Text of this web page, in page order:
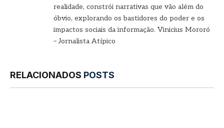
realidade, constrói narrativas que vão além do
óbvio, explorando os bastidores do poder e os
impactos sociais da informação. Vinicius Mororó
– Jornalista Atípico
RELACIONADOS POSTS